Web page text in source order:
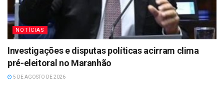
NOTÍCIAS
Investigações e disputas políticas acirram clima
pré-eleitoral no Maranhão
5 DE AGOSTO DE 2026